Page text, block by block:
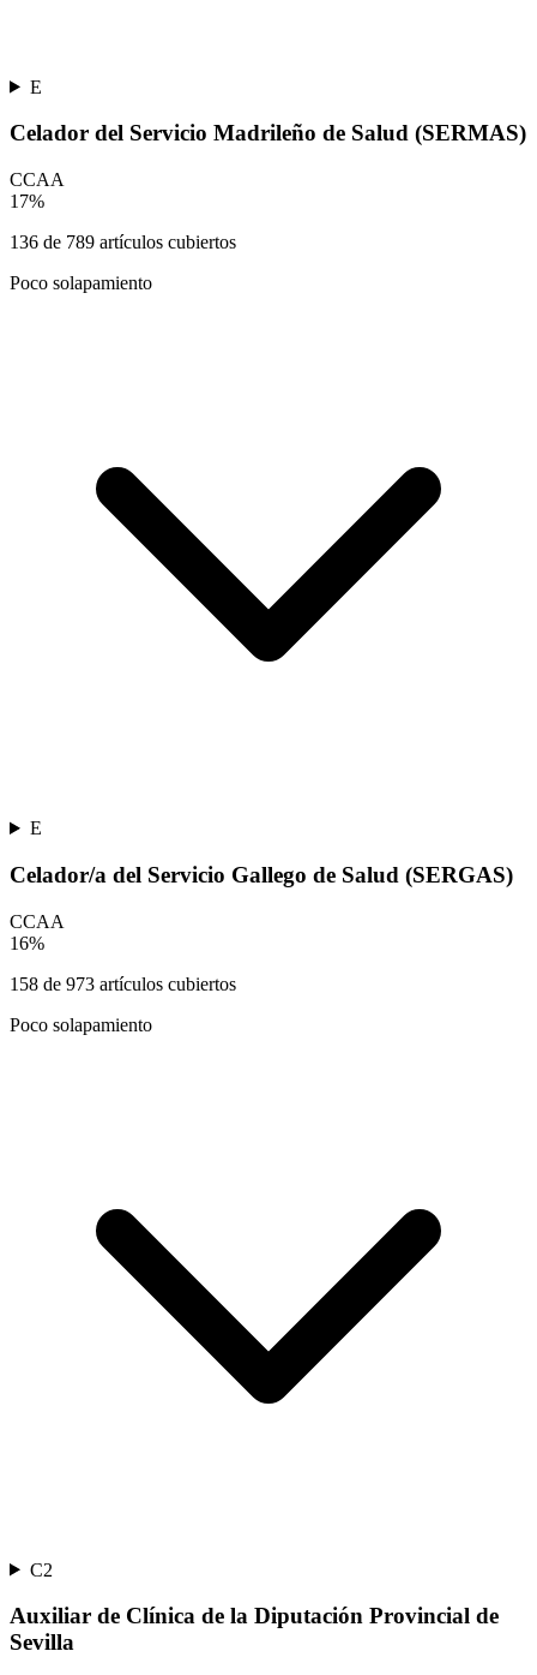
E
Celador del Servicio Madrileño de Salud (SERMAS)
CCAA
17%
136 de 789 artículos cubiertos
Poco solapamiento
E
Celador/a del Servicio Gallego de Salud (SERGAS)
CCAA
16%
158 de 973 artículos cubiertos
Poco solapamiento
C2
Auxiliar de Clínica de la Diputación Provincial de
Sevilla